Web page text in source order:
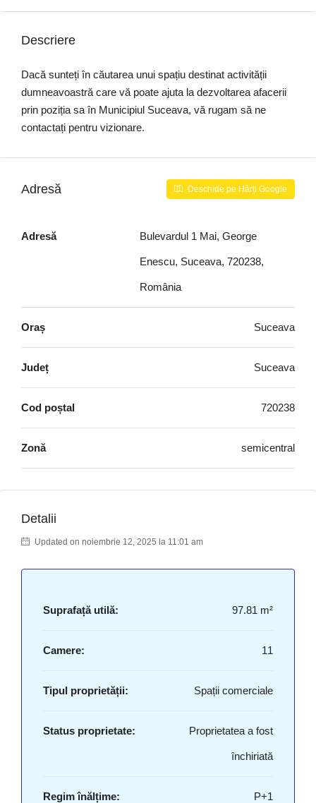
Descriere
Dacă sunteți în căutarea unui spațiu destinat activității
dumneavoastră care vă poate ajuta la dezvoltarea afacerii
prin poziția sa în Municipiul Suceava, vă rugam să ne
contactați pentru vizionare.
Adresă Deschide pe Hărți Google
Adresă Bulevardul 1 Mai, George
Enescu, Suceava, 720238,
România
Oraș Suceava
Județ Suceava
Cod poștal 720238
Zonă semicentral
Detalii
Updated on noiembrie 12, 2025 la 11:01 am
Suprafață utilă: 97.81 m²
Camere: 11
Tipul proprietății: Spații comerciale
Status proprietate: Proprietatea a fost
închiriată
Regim înălțime: P+1